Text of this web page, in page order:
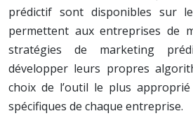
prédictif sont disponibles sur
permettent aux entreprises de
stratégies de marketing
développer leurs propres
choix de l’outil le plus
spécifiques de chaque entreprise.